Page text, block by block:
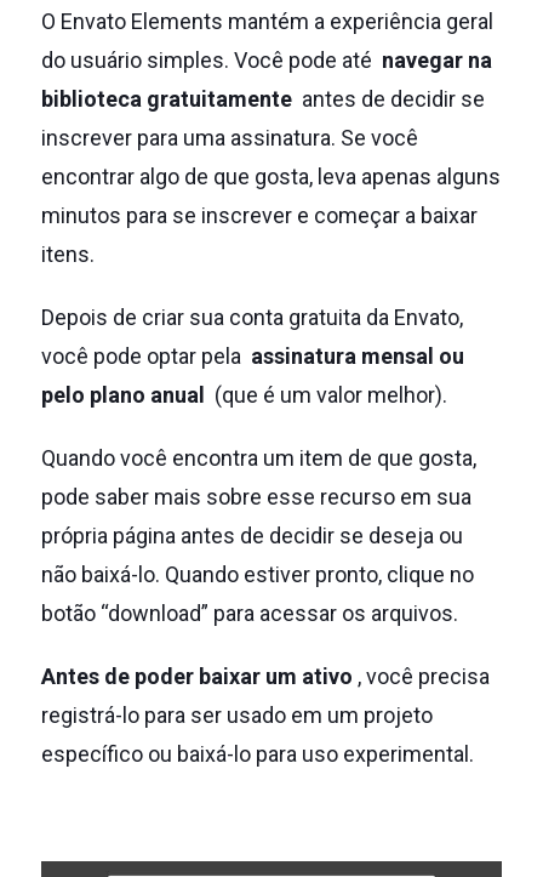
O Envato Elements mantém a experiência geral
do usuário simples. Você pode até navegar na
biblioteca gratuitamente antes de decidir se
inscrever para uma assinatura. Se você
encontrar algo de que gosta, leva apenas alguns
minutos para se inscrever e começar a baixar
itens.
Depois de criar sua conta gratuita da Envato,
você pode optar pela assinatura mensal ou
pelo plano anual
(que é um valor melhor).
Quando você encontra um item de que gosta,
pode saber mais sobre esse recurso em sua
própria página antes de decidir se deseja ou
não baixá-lo. Quando estiver pronto, clique no
botão “download” para acessar os arquivos.
Antes de poder baixar um ativo , você precisa
registrá-lo para ser usado em um projeto
específico ou baixá-lo para uso experimental.